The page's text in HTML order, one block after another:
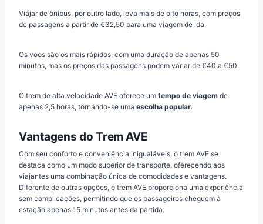
Viajar de ônibus, por outro lado, leva mais de oito horas, com preços
de passagens a partir de €32,50 para uma viagem de ida.
Os voos são os mais rápidos, com uma duração de apenas 50
minutos, mas os preços das passagens podem variar de €40 a €50.
O trem de alta velocidade AVE oferece um tempo de viagem de
apenas 2,5 horas, tornando-se uma escolha popular.
Vantagens do Trem AVE
Com seu conforto e conveniência inigualáveis, o trem AVE se
destaca como um modo superior de transporte, oferecendo aos
viajantes uma combinação única de comodidades e vantagens.
Diferente de outras opções, o trem AVE proporciona uma experiência
sem complicações, permitindo que os passageiros cheguem à
estação apenas 15 minutos antes da partida.